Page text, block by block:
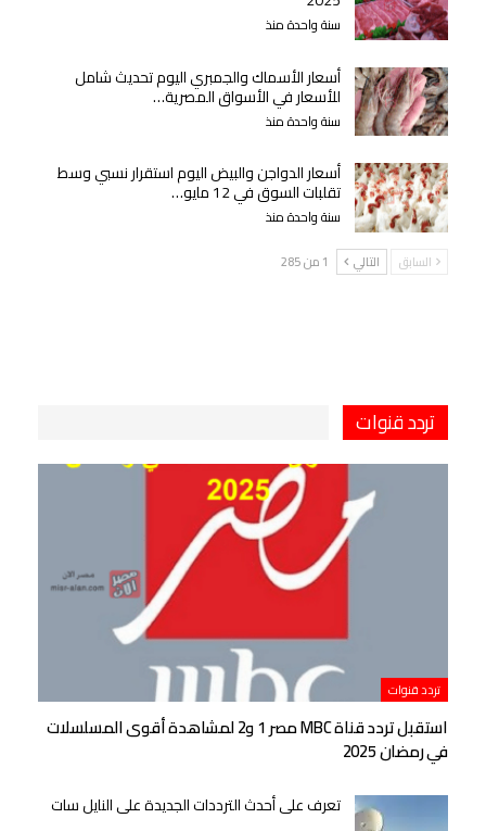
سنة واحدة منذ
أسعار الأسماك والجمبري اليوم تحديث شامل
للأسعار في الأسواق المصرية…
سنة واحدة منذ
أسعار الدواجن والبيض اليوم استقرار نسبي وسط
تقلبات السوق في 12 مايو…
سنة واحدة منذ
السابق التالي 1 من 285
تردد قنوات
تردد قنوات
استقبل تردد قناة MBC مصر 1 و2 لمشاهدة أقوى المسلسلات
في رمضان 2025
تعرف على أحدث الترددات الجديدة على النايل سات